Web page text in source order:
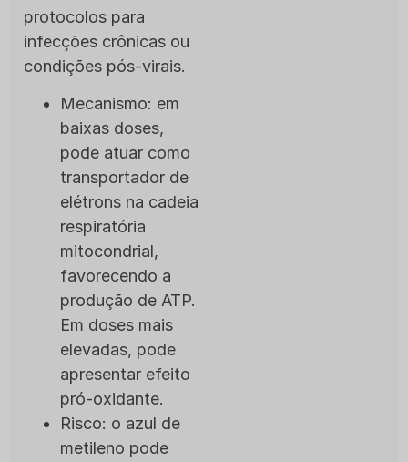
protocolos para
infecções crônicas ou
condições pós-virais.
Mecanismo: em
baixas doses,
pode atuar como
transportador de
elétrons na cadeia
respiratória
mitocondrial,
favorecendo a
produção de ATP.
Em doses mais
elevadas, pode
apresentar efeito
pró-oxidante.
Risco: o azul de
metileno pode